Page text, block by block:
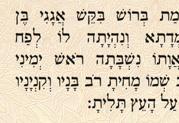
בְּרוֹשׁ בִּקֵּשׁ אֲגָגִי בֶּן
וְנִהְיָתָה לוֹ לְפַח
נִשְׁבָּתָה רֹאשׁ יְמִינִי
מָחִיתָ רֹב בָּנָיו וְקִנְיָנָיו
עַל הָעֵץ תָּלִיתָ: